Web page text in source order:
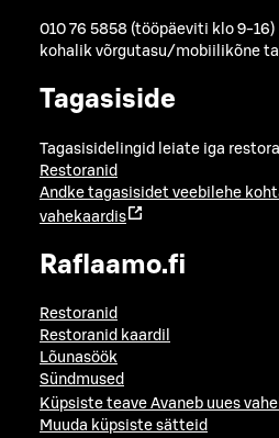
010 76 5858 (tööpäeviti klo 9-16)
kohalik võrgutasu/mobiilikõne
Tagasiside
Tagasisidelingid leiate iga
Restoranid
Andke tagasisidet veebilehe
vahekaardis
Raflaamo.fi
Restoranid
Restoranid kaardil
Lõunasöök
Sündmused
Küpsiste teave Avaneb uues
Muuda küpsiste sätteid